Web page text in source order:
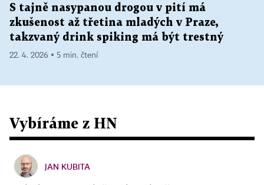
S tajně nasypanou drogou v pití má
zkušenost až třetina mladých v Praze,
takzvaný drink spiking má být trestný
22. 4. 2026 ▪ 5 min. čtení
Vybíráme z HN
JAN KUBITA